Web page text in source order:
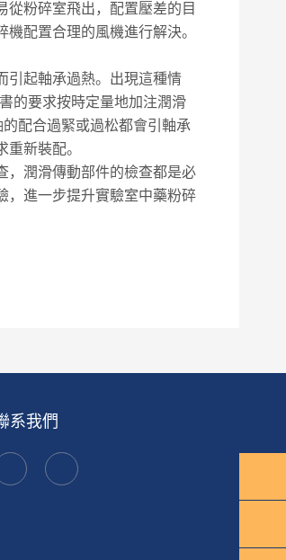
粉碎室飛出，配置壓差的目
配置合理的風機進行解決。
引起軸承過熱。出現這種情
的要求按時定量地加注潤滑
配合過緊或過松都會引軸承
新裝配。
，潤滑傳動部件的檢查都是必
，進一步提升實驗室中藥粉碎
系我們